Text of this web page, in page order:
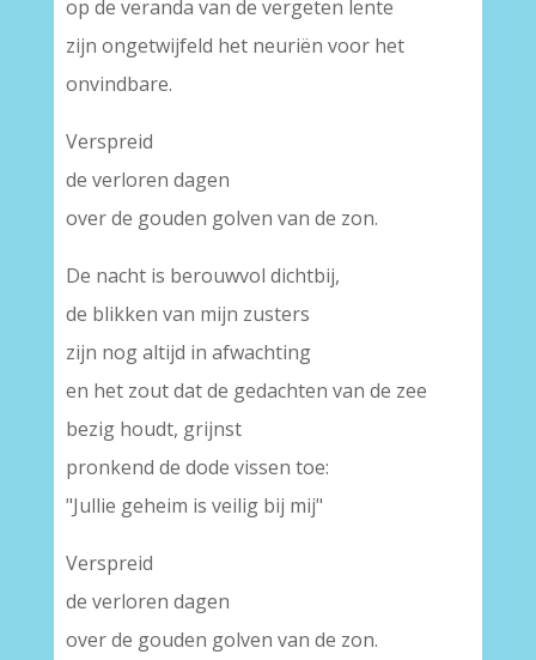
op de veranda van de vergeten lente
zijn ongetwijfeld het neuriën voor het
onvindbare.
Verspreid
de verloren dagen
over de gouden golven van de zon.
De nacht is berouwvol dichtbij,
de blikken van mijn zusters
zijn nog altijd in afwachting
en het zout dat de gedachten van de zee
bezig houdt, grijnst
pronkend de dode vissen toe:
"Jullie geheim is veilig bij mij"
Verspreid
de verloren dagen
over de gouden golven van de zon.